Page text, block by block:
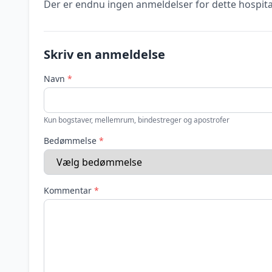
Der er endnu ingen anmeldelser for dette
Skriv en anmeldelse
Navn *
Kun bogstaver, mellemrum, bindestreger og apostrofer
Bedømmelse *
Kommentar *